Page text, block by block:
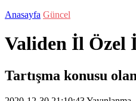
Anasayfa Güncel
Validen İl Özel
Tartışma konusu